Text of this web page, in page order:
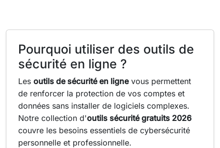
Pourquoi utiliser des outils de
sécurité en ligne ?
Les outils de sécurité en lignevous permettent
de renforcer la protection de vos comptes et
données sans installer de logiciels complexes.
Notre collection d'outils sécurité gratuits 2026
couvre les besoins essentiels de cybersécurité
personnelle et professionnelle.